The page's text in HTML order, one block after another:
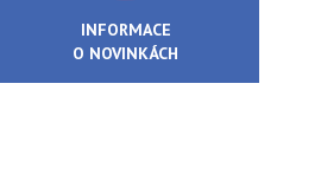
INFORMACE
O NOVINKÁCH